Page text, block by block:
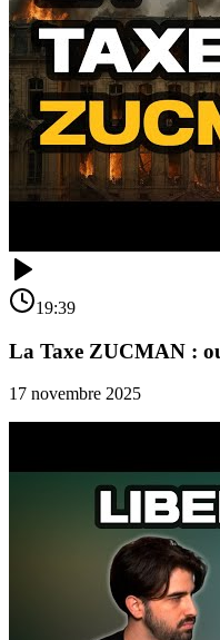
19:39
La Taxe ZUCMAN :
17 novembre 2025